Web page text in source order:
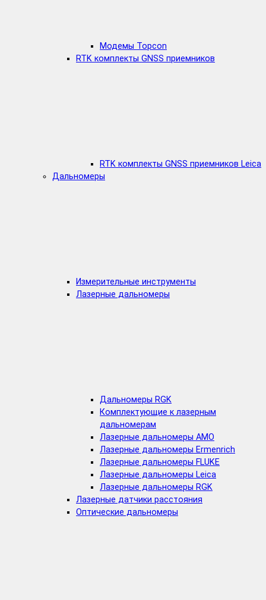
Модемы Topcon
RTK комплекты GNSS приемников
RTK комплекты GNSS приемников Leica
Дальномеры
Измерительные инструменты
Лазерные дальномеры
Дальномеры RGK
Комплектующие к лазерным
дальномерам
Лазерные дальномеры AMO
Лазерные дальномеры Ermenrich
Лазерные дальномеры FLUKE
Лазерные дальномеры Leica
Лазерные дальномеры RGK
Лазерные датчики расстояния
Оптические дальномеры